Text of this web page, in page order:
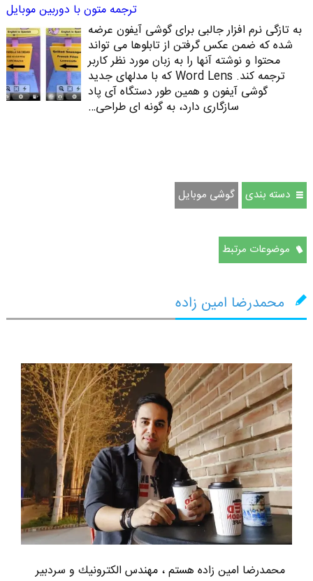
ترجمه متون با دوربین موبایل
به تازگی نرم افزار جالبی برای گوشی آیفون عرضه
شده که ضمن عکس گرفتن از تابلوها می تواند
محتوا و نوشته آنها را به زبان مورد نظر کاربر
ترجمه کند. Word Lens که با مدلهای جدید
گوشی آیفون و همین طور دستگاه آی پاد
سازگاری دارد، به گونه ای طراحی…
دسته بندی گوشی موبایل
موضوعات مرتبط
محمدرضا امین زاده
محمدرضا امين زاده هستم ، مهندس الكترونيك و سردبير